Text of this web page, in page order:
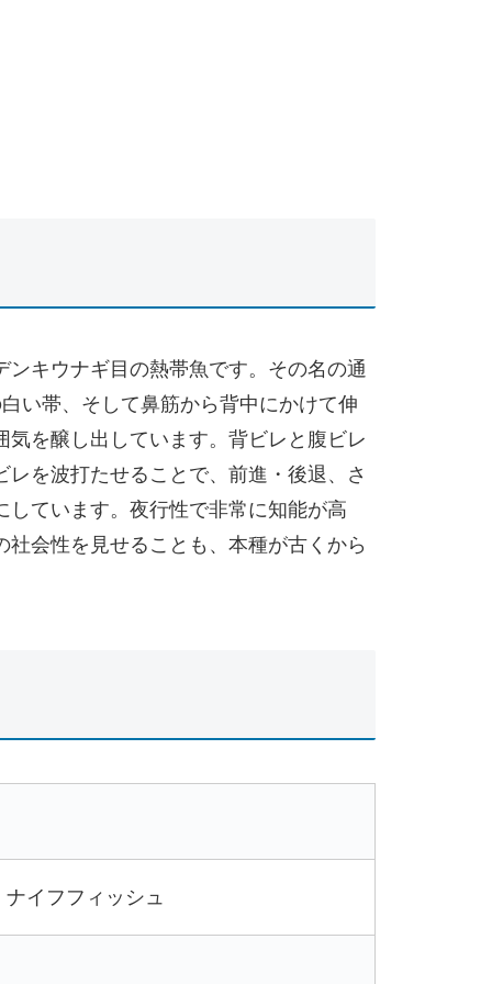
キウナギ目の熱帯魚です。その名の通
い帯、そして鼻筋から背中にかけて伸
を醸し出しています。背ビレと腹ビレ
を波打たせることで、前進・後退、さ
ています。夜行性で非常に知能が高
会性を見せることも、本種が古くから
イフフィッシュ